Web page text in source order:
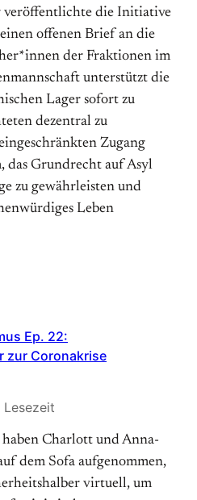
veröffentlichte die Initiative
offenen Brief an die
der Fraktionen im
unterstützt die
Lager sofort zu
dezentral zu
Zugang
das Grundrecht auf Asyl
zu gewährleisten und
Leben
Ep. 22:
zur Coronakrise
Charlott und Anna-
dem Sofa aufgenommen,
virtuell, um